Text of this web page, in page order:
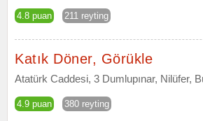
4.8 puan 211 reyting
Katık Döner, Görükle
Atatürk Caddesi, 3 Dumlupınar, Nilüfer,
4.9 puan 380 reyting